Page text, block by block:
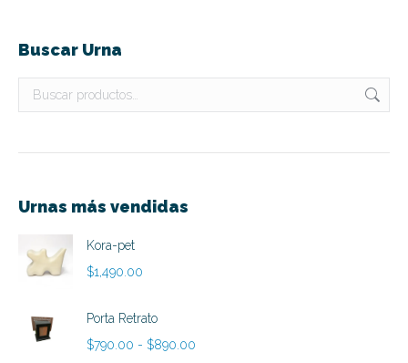
Buscar Urna
Urnas más vendidas
Kora-pet
$1,490.00
Porta Retrato
$790.00 - $890.00